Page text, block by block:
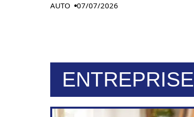
AUTO 07/07/2026
ENTREPRISE